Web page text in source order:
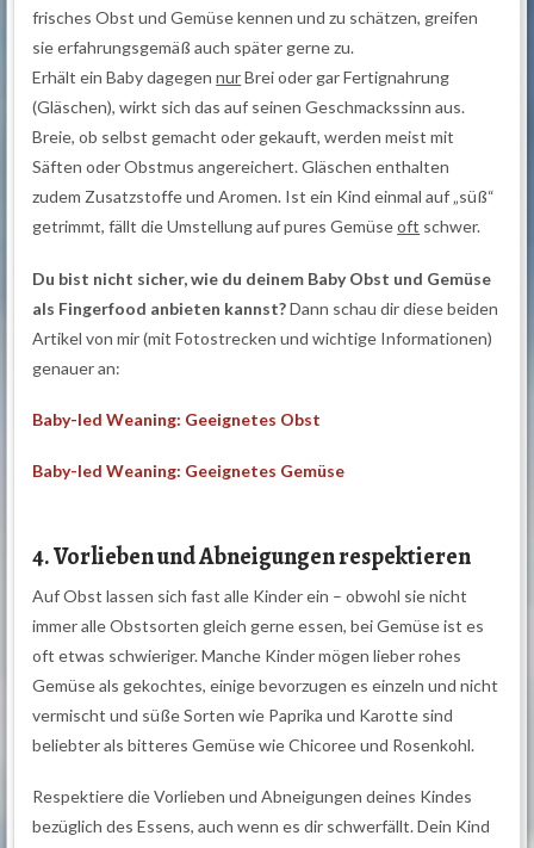
frisches Obst und Gemüse kennen und zu schätzen, greifen
sie erfahrungsgemäß auch später gerne zu.
Erhält ein Baby dagegennurBrei oder gar Fertignahrung
(Gläschen), wirkt sich das auf seinen Geschmackssinn aus.
Breie, ob selbst gemacht oder gekauft, werden meist mit
Säften oder Obstmus angereichert. Gläschen enthalten
zudem Zusatzstoffe und Aromen. Ist ein Kind einmal auf „süß“
getrimmt, fällt die Umstellung auf pures Gemüseoft schwer.
Du bist nicht sicher, wie du deinem Baby Obst und Gemüse
als Fingerfood anbieten kannst?Dann schau dir diese beiden
Artikel von mir (mit Fotostrecken und wichtige Informationen)
genauer an:
Baby-led Weaning: Geeignetes Obst
Baby-led Weaning: Geeignetes Gemüse
4. Vorlieben und Abneigungen respektieren
Auf Obst lassen sich fast alle Kinder ein – obwohl sie nicht
immer alle Obstsorten gleich gerne essen, bei Gemüse ist es
oft etwas schwieriger. Manche Kinder mögen lieber rohes
Gemüse als gekochtes, einige bevorzugen es einzeln und nicht
vermischt und süße Sorten wie Paprika und Karotte sind
beliebter als bitteres Gemüse wie Chicoree und Rosenkohl.
Respektiere die Vorlieben und Abneigungen deines Kindes
bezüglich des Essens, auch wenn es dir schwerfällt. Dein Kind